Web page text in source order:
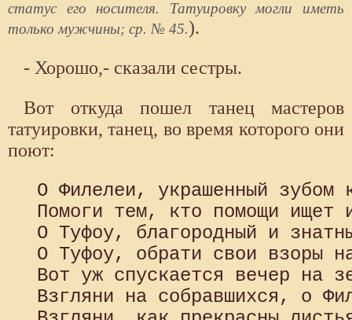
статус его носителя. Татуировку могли иметь
только мужчины; ср. № 45.).
- Хорошо,- сказали сестры.
Вот откуда пошел танец мастеров
татуировки, танец, во время которого они
поют:
О Филелеи, украшенный зубом
Помоги тем, кто помощи
О Туфоу, благородный и
О Туфоу, обрати свои взоры
Вот уж спускается вечер на
Взгляни на собравшихся, о